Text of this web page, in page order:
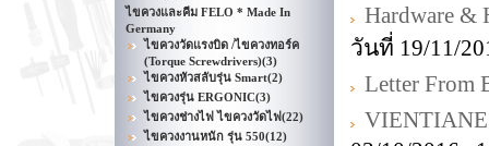
ไขควงและคีม FELO * Made In
Germany
ไขควงวัดแรงบิด /ไขควงทอร์ค
(Torque Screwdrivers)(3)
ไขควงหัวสลับรุ่น Smart(2)
ไขควงรุ่น ERGONIC(3)
ไขควงช่างไฟ ไขควงวัดไฟ(22)
ไขควงงานหนัก รุ่น 550(12)
Hardware &
วันที่ 19/11/
Letter From